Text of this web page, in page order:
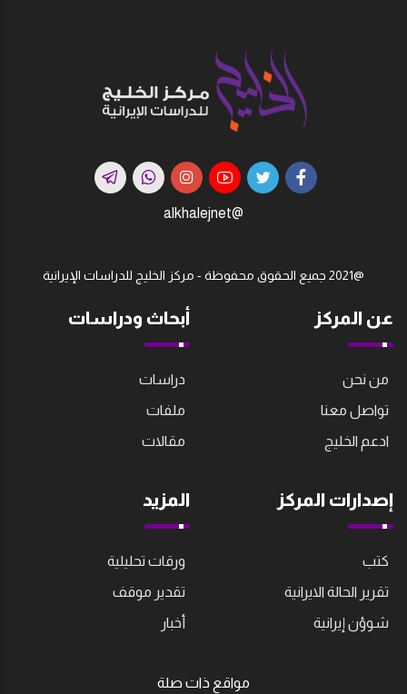
@alkhalejnet
@2021 جميع الحقوق محفوظة - مركز الخليج للدراسات اﻹيرانية
عن المركز
من نحن
تواصل معنا
ادعم الخليج
أبحاث ودراسات
دراسات
ملفات
مقالات
إصدارات المركز
كتب
تقرير الحالة الايرانية
شوؤن إيرانية
المزيد
ورقات تحليلية
تقدير موقف
أخبار
مواقع ذات صلة